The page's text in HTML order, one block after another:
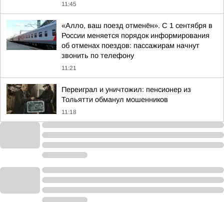
11:45
«Алло, ваш поезд отменён». С 1 сентября в
России меняется порядок информирования
об отменах поездов: пассажирам начнут
звонить по телефону
11:21
Переиграл и уничтожил: пенсионер из
Тольятти обманул мошенников
11:18